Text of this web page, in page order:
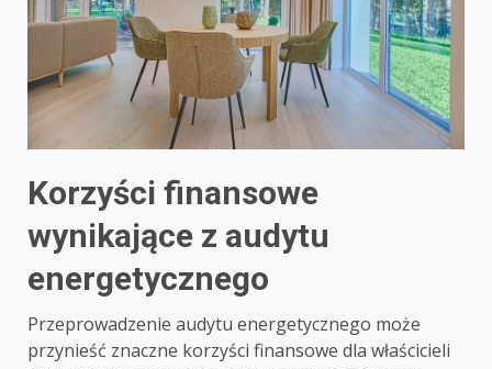
Korzyści finansowe
wynikające z audytu
energetycznego
Przeprowadzenie audytu energetycznego może
przynieść znaczne korzyści finansowe dla właścicieli